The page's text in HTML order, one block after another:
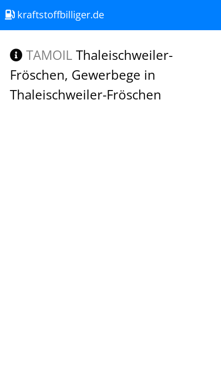
kraftstoffbilliger.de
TAMOIL Thaleischweiler-
Fröschen, Gewerbege in
Thaleischweiler-Fröschen